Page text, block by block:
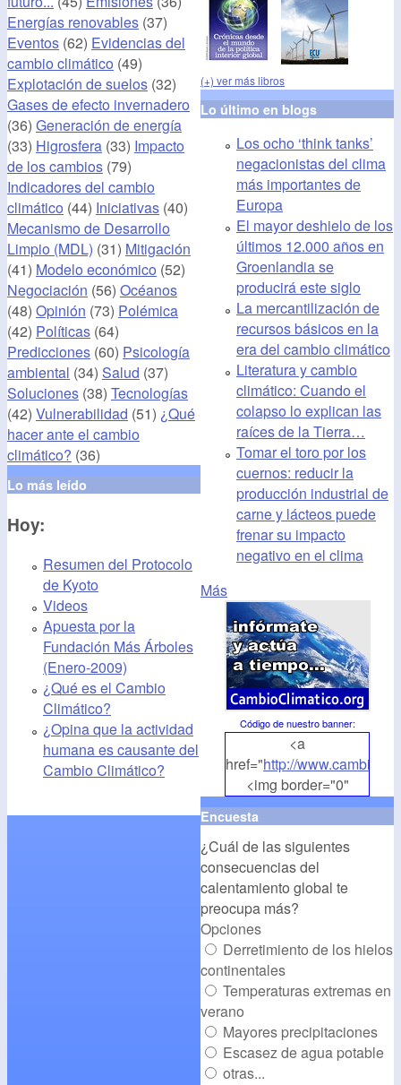
Energías renovables (37)
Eventos (62) Evidencias del
cambio climático (49)
Explotación de suelos (32)
Gases de efecto invernadero
(36) Generación de energía
(33) Higrosfera (33) Impacto
de los cambios (79)
Indicadores del cambio
climático (44) Iniciativas (40)
Mecanismo de Desarrollo
Limpio (MDL) (31) Mitigación
(41) Modelo económico (52)
Negociación (56) Océanos
(48) Opinión (73) Polémica
(42) Políticas (64)
Predicciones (60) Psicología
ambiental (34) Salud (37)
Soluciones (38) Tecnologías
(42) Vulnerabilidad (51) ¿Qué
hacer ante el cambio
climático? (36)
Lo más leído
Hoy:
Resumen del Protocolo
de Kyoto
Videos
Apuesta por la
Fundación Más Árboles
(Enero-2009)
¿Qué es el Cambio
Climático?
¿Opina que la actividad
humana es causante del
Cambio Climático?
(+) ver más libros
Lo último en blogs
Los ocho ‘think tanks’
negacionistas del clima
más importantes de
Europa
El mayor deshielo de los
últimos 12.000 años en
Groenlandia se
producirá este siglo
La mercantilización de
recursos básicos en la
era del cambio climático
Literatura y cambio
climático: Cuando el
colapso lo explican las
raíces de la Tierra…
Tomar el toro por los
cuernos: reducir la
producción industrial de
carne y lácteos puede
frenar su impacto
negativo en el clima
Más
Código de nuestro banner:
<a
href="http://
<img border="0"
align="middle"
src="http://
alt="CambioClimatico.org"
/></a>
Encuesta
¿Cuál de las siguientes
consecuencias del
calentamiento global te
preocupa más?
Opciones
Derretimiento de los hielos
continentales
Temperaturas extremas en
verano
Mayores precipitaciones
Escasez de agua potable
otras...